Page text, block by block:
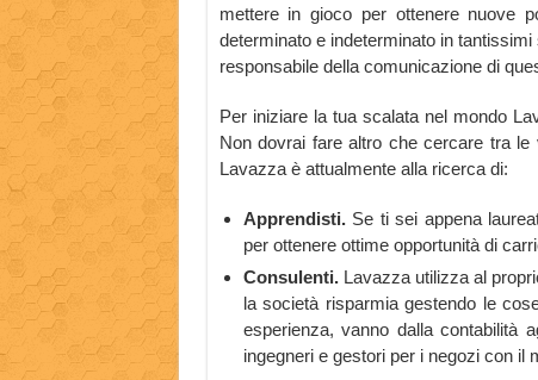
mettere in gioco per ottenere nuove
determinato e indeterminato in
responsabile della comunicazione di
Per iniziare la tua scalata nel mondo
Non dovrai fare altro che cercare tra
Lavazza è attualmente alla ricerca di:
Apprendisti.Se ti sei appena
per ottenere ottime opportunità di
Consulenti. Lavazza utilizza al
la società risparmia gestendo le
esperienza, vanno dalla contabilità
ingegneri e gestori per i negozi con il